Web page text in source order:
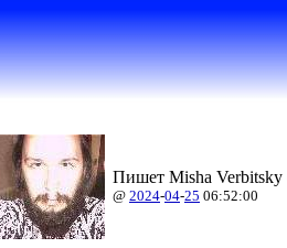
Пишет Misha Verbitsky
@ 2024-04-25 06:52:00